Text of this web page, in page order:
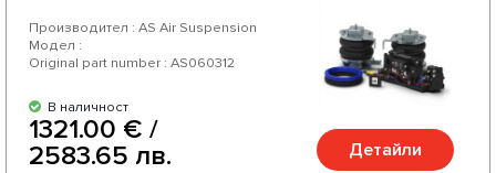
Производител : AS Air Suspension
Модел :
Original part number : AS060312
В наличност
1321.00 € /
2583.65 лв.
Детайли